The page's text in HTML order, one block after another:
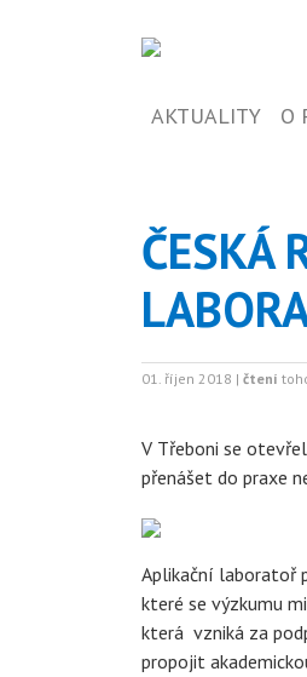
AKTUALITY O
ČESKÁ
01. říjen 2018 | čtení
V Třeboni se
přenášet do praxe
Aplikační laboratoř
které se výzkumu
která vzniká za
propojit